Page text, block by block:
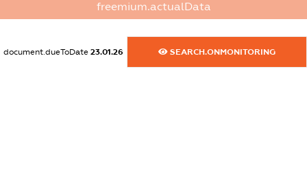
XXXXXXXXXX
dossier.commercial_info.fax
XXXXXXXXXX
freemium.actualData
document.dueToDate 23.01.26 SEARCH.ONMONITORING